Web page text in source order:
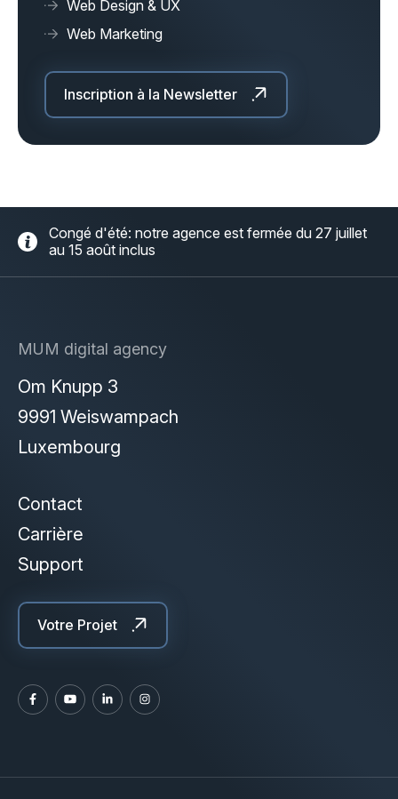
Web Design & UX
Web Marketing
Inscription à la Newsletter
Congé d'été: notre agence est fermée du 27 juillet
au 15 août inclus
MUM digital agency
Om Knupp 3
9991 Weiswampach
Luxembourg
Contact
Carrière
Support
Votre Projet